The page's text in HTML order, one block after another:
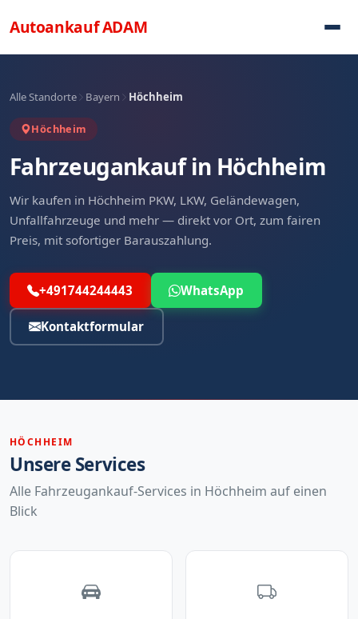
AutoankaufADAM
Alle Standorte Bayern Höchheim
Höchheim
Fahrzeugankauf in Höchheim
Wir kaufen in Höchheim PKW, LKW, Geländewagen,
Unfallfahrzeuge und mehr — direkt vor Ort, zum fairen
Preis, mit sofortiger Barauszahlung.
+491744244443 WhatsApp
Kontaktformular
HÖCHHEIM
Unsere Services
Alle Fahrzeugankauf-Services in Höchheim auf einen
Blick